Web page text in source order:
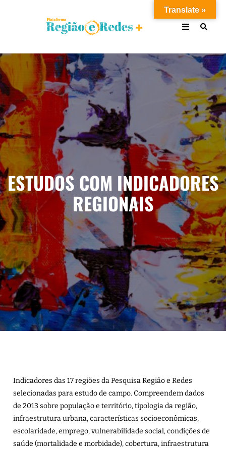
ESTUDOS COM INDICADORES
REGIONAIS
Indicadores das 17 regiões da Pesquisa Região e Redes
selecionadas para estudo de campo. Compreendem dados
de 2013 sobre população e território, tipologia da região,
infraestrutura urbana, características socioeconômicas,
escolaridade, emprego, vulnerabilidade social, condições de
saúde (mortalidade e morbidade), cobertura, infraestrutura
Translate »